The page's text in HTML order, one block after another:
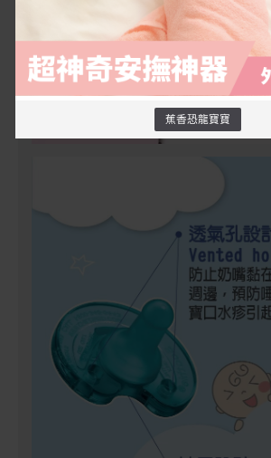
蕉香恐龍寶寶